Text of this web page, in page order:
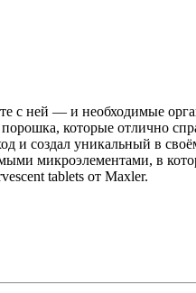
с ней — и необходимые
которые отлично
и создал уникальный в
микроэлементами, в
tablets от Maxler.